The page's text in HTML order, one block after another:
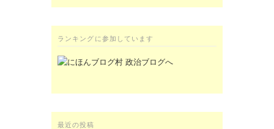
ランキングに参加しています
最近の投稿